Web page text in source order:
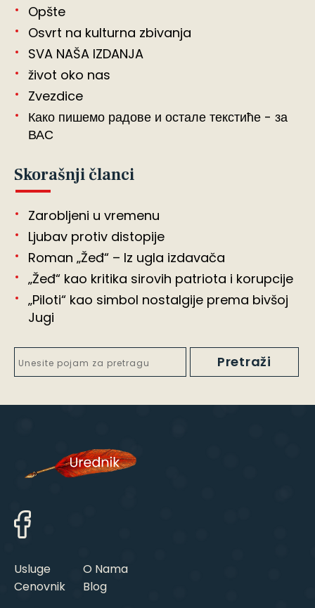
Opšte
Osvrt na kulturna zbivanja
SVA NAŠA IZDANJA
život oko nas
Zvezdice
Како пишемо радове и остале текстиће - за
ВАС
Skorašnji članci
Zarobljeni u vremenu
Ljubav protiv distopije
Roman „Žeđ“ – Iz ugla izdavača
„Žeđ“ kao kritika sirovih patriota i korupcije
„Piloti“ kao simbol nostalgije prema bivšoj
Jugi
Usluge
Cenovnik
O Nama
Blog